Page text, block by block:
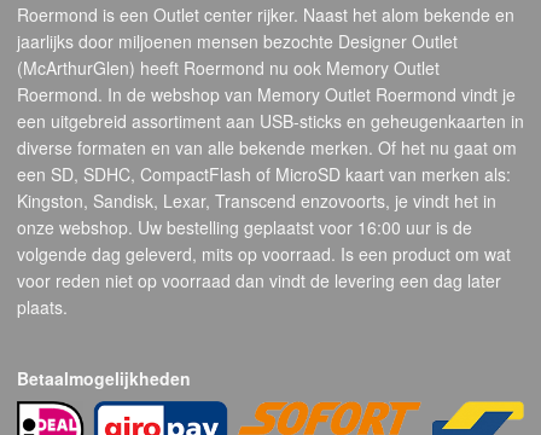
Roermond is een Outlet center rijker. Naast het alom bekende en
jaarlijks door miljoenen mensen bezochte Designer Outlet
(McArthurGlen) heeft Roermond nu ook Memory Outlet
Roermond. In de webshop van Memory Outlet Roermond vindt je
een uitgebreid assortiment aan USB-sticks en geheugenkaarten in
diverse formaten en van alle bekende merken. Of het nu gaat om
een SD, SDHC, CompactFlash of MicroSD kaart van merken als:
Kingston, Sandisk, Lexar, Transcend enzovoorts, je vindt het in
onze webshop. Uw bestelling geplaatst voor 16:00 uur is de
volgende dag geleverd, mits op voorraad. Is een product om wat
voor reden niet op voorraad dan vindt de levering een dag later
plaats.
Betaalmogelijkheden